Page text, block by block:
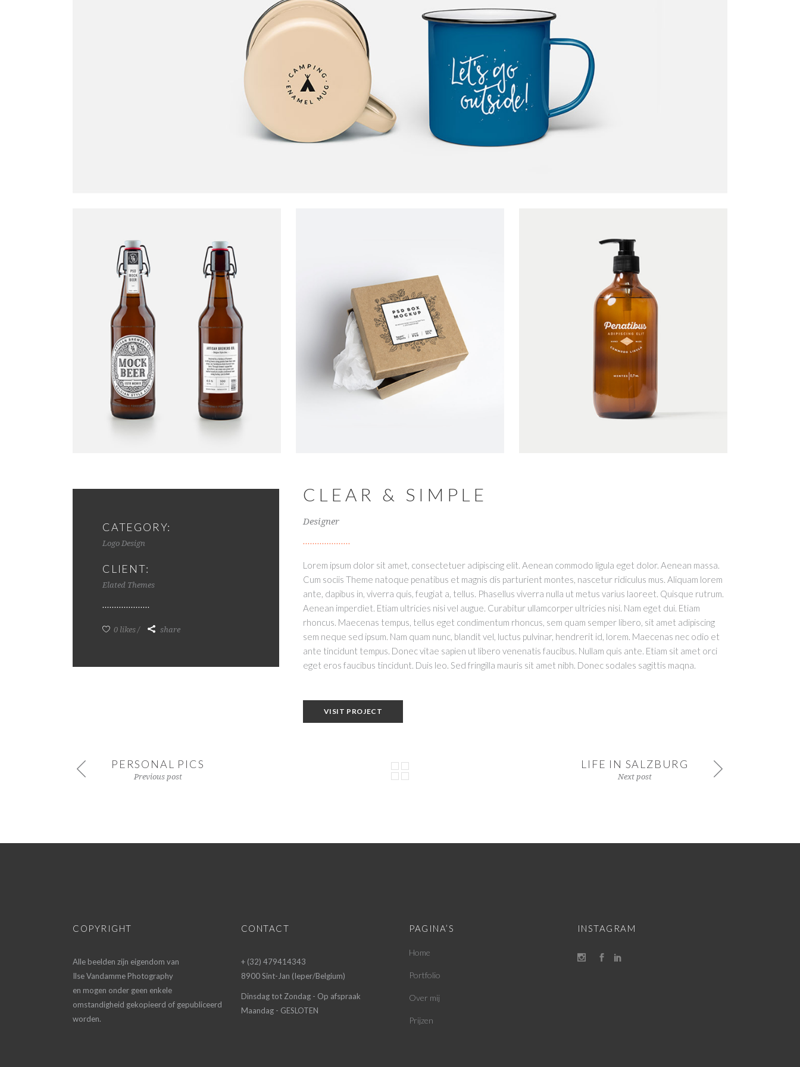
CATEGORY:
Logo Design
CLIENT:
Elated Themes
0 likes share
CLEAR & SIMPLE
Designer
Lorem ipsum dolor sit amet, consectetuer adipiscing elit. Aenean commodo ligula eget dolor. Aenean massa.
Cum sociis Theme natoque penatibus et magnis dis parturient montes, nascetur ridiculus mus. Aliquam lorem
ante, dapibus in, viverra quis, feugiat a, tellus. Phasellus viverra nulla ut metus varius laoreet. Quisque rutrum.
Aenean imperdiet. Etiam ultricies nisi vel augue. Curabitur ullamcorper ultricies nisi. Nam eget dui. Etiam
rhoncus. Maecenas tempus, tellus eget condimentum rhoncus, sem quam semper libero, sit amet adipiscing
sem neque sed ipsum. Nam quam nunc, blandit vel, luctus pulvinar, hendrerit id, lorem. Maecenas nec odio et
ante tincidunt tempus. Donec vitae sapien ut libero venenatis faucibus. Nullam quis ante. Etiam sit amet orci
eget eros faucibus tincidunt. Duis leo. Sed fringilla mauris sit amet nibh. Donec sodales sagittis maqna.
VISIT PROJECT
PERSONAL PICS
Previous post
LIFE IN SALZBURG
Next post
COPYRIGHT
Alle beelden zijn eigendom van
Ilse Vandamme Photography
en mogen onder geen enkele
omstandigheid gekopieerd of gepubliceerd
worden.
CONTACT
+ (32) 479414343
8900 Sint-Jan (Ieper/Belgium)
Dinsdag tot Zondag - Op afspraak
Maandag - GESLOTEN
PAGINA’S
Home
Portfolio
Over mij
Prijzen
INSTAGRAM